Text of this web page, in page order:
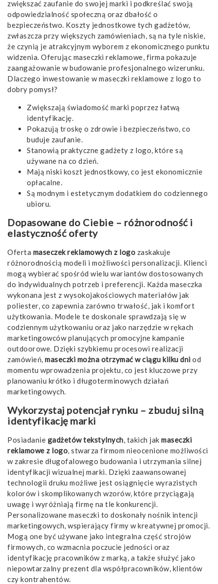
zwiększać zaufanie do swojej marki i podkreślać swoją
odpowiedzialność społeczną oraz dbałość o
bezpieczeństwo. Koszty jednostkowe tych gadżetów,
zwłaszcza przy większych zamówieniach, są na tyle niskie,
że czynią je atrakcyjnym wyborem z ekonomicznego punktu
widzenia. Oferując maseczki reklamowe, firma pokazuje
zaangażowanie w budowanie profesjonalnego wizerunku.
Dlaczego inwestowanie w maseczki reklamowe z logo to
dobry pomysł?
Zwiększają świadomość marki poprzez łatwą
identyfikację.
Pokazują troskę o zdrowie i bezpieczeństwo, co
buduje zaufanie.
Stanowią praktyczne gadżety z logo, które są
używane na co dzień.
Mają niski koszt jednostkowy, co jest ekonomicznie
opłacalne.
Są modnym i estetycznym dodatkiem do codziennego
ubioru.
Dopasowane do Ciebie – różnorodność i
elastyczność oferty
Oferta maseczek reklamowych z logo zaskakuje
różnorodnością modeli i możliwości personalizacji. Klienci
mogą wybierać spośród wielu wariantów dostosowanych
do indywidualnych potrzeb i preferencji. Każda maseczka
wykonana jest z wysokojakościowych materiałów jak
poliester, co zapewnia zarówno trwałość, jak i komfort
użytkowania. Modele te doskonale sprawdzają się w
codziennym użytkowaniu oraz jako narzędzie w rękach
marketingowców planujących promocyjne kampanie
outdoorowe. Dzięki szybkiemu procesowi realizacji
zamówień, maseczki można otrzymać w ciągu kilku dni od
momentu wprowadzenia projektu, co jest kluczowe przy
planowaniu krótko i długoterminowych działań
marketingowych.
Wykorzystaj potencjał rynku – zbuduj silną
identyfikację marki
Posiadanie gadżetów tekstylnych, takich jak maseczki
reklamowe z logo, stwarza firmom nieocenione możliwości
w zakresie długofalowego budowania i utrzymania silnej
identyfikacji wizualnej marki. Dzięki zaawansowanej
technologii druku możliwe jest osiągnięcie wyrazistych
kolorów i skomplikowanych wzorów, które przyciągają
uwagę i wyróżniają firmę na tle konkurencji.
Personalizowane maseczki to doskonały nośnik intencji
marketingowych, wspierający firmy w kreatywnej promocji.
Mogą one być używane jako integralna część strojów
firmowych, co wzmacnia poczucie jedności oraz
identyfikację pracowników z marką, a także służyć jako
niepowtarzalny prezent dla współpracowników, klientów
czy kontrahentów.